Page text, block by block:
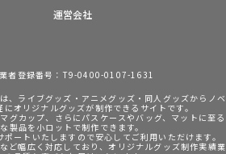
運営会社
者登録番号：T9-0400-0107-1631
、ライブグッズ・アニメグッズ・同人グッズからノベ
オリジナルグッズが制作できるサイトです。
グカップ、さらにパスケースやバッグ、マットに至る
製品を小ロットで制作できます。
ートいたしますので安心してご利用いただけます。
ど幅広く対応しており、オリジナルグッズ制作実績業